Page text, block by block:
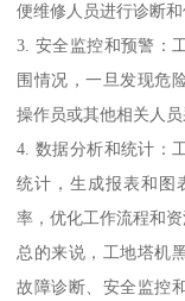
便维修人员进行诊断和
3. 安全监控和预警：
围情况，一旦发现危
操作员或其他相关人员
4. 数据分析和统计：
统计，生成报表和图
率，优化工作流程和资
总的来说，工地塔机
故障诊断、安全监控